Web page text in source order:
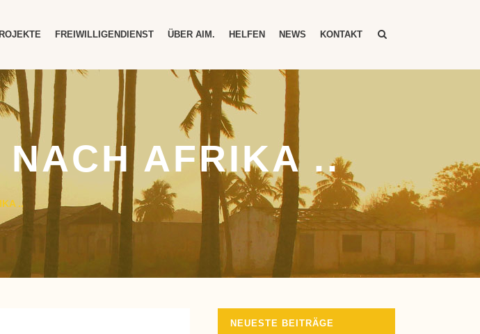
FREIWILLIGENDIENST ÜBER AIM. HELFEN NEWS KONTAKT
NACH AFRIKA ..
..
NEUESTE BEITRÄGE